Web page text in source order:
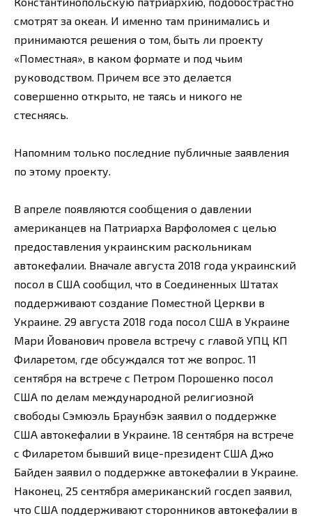
смотрят за океан. И именно там принимались и
принимаются решения о том, быть ли проекту
«Поместная», в каком формате и под чьим
руководством. Причем все это делается
совершенно открыто, не таясь и никого не
стесняясь.
Напомним только последние публичные заявления
по этому проекту.
В апреле появляются сообщения о давлении
американцев на Патриарха Варфоломея с целью
предоставления украинским раскольникам
автокефалии. Вначале августа 2018 года украинский
посол в США сообщил, что в Соединенных Штатах
поддерживают создание Поместной Церкви в
Украине. 29 августа 2018 года посол США в Украине
Мари Йованович провела встречу с главой УПЦ КП
Филаретом, где обсуждался тот же вопрос. 11
сентября на встрече с Петром Порошенко посол
США по делам международной религиозной
свободы Сэмюэль Браунбэк заявил о поддержке
США автокефалии в Украине. 18 сентября на встрече
с Филаретом бывший вице-президент США Джо
Байден заявил о поддержке автокефалии в Украине.
Наконец, 25 сентября американский госдеп заявил,
что США поддерживают сторонников автокефалии в